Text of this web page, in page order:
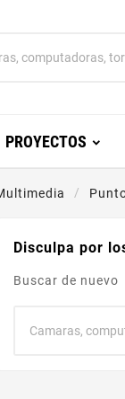
PROYECTOS
Disculpa por
Buscar de nuevo